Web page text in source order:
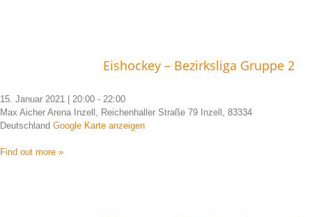
Eishockey – Bezirksliga Gruppe 2
15. Januar 2021 | 20:00 - 22:00
Max Aicher Arena Inzell, Reichenhaller Straße 79 Inzell, 83334
Deutschland Google Karte anzeigen
Find out more »